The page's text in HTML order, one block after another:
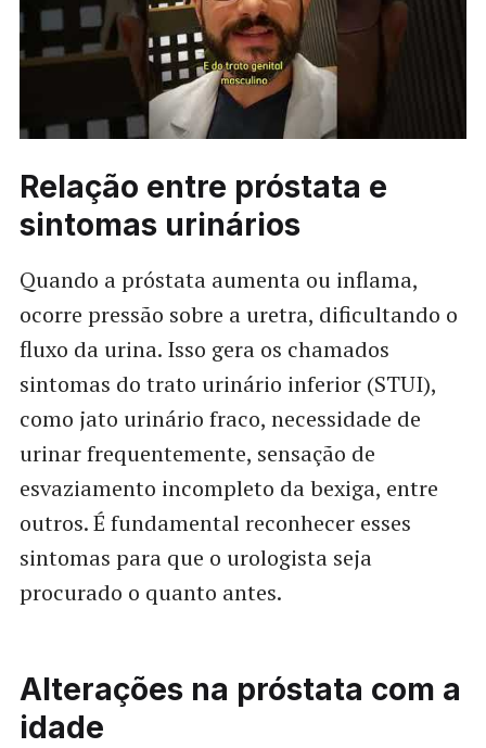
Relação entre próstata e
sintomas urinários
Quando a próstata aumenta ou inflama,
ocorre pressão sobre a uretra, dificultando o
fluxo da urina. Isso gera os chamados
sintomas do trato urinário inferior (STUI),
como jato urinário fraco, necessidade de
urinar frequentemente, sensação de
esvaziamento incompleto da bexiga, entre
outros. É fundamental reconhecer esses
sintomas para que o urologista seja
procurado o quanto antes.
Alterações na próstata com a
idade